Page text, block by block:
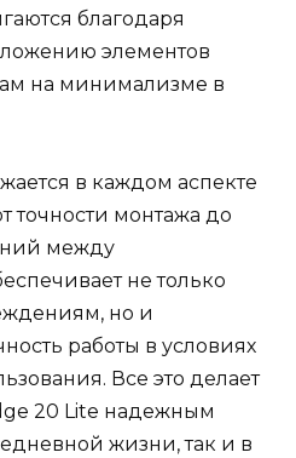
благодаря
элементов
на минимализме в
в каждом аспекте
точности монтажа до
между
не только
но и
работы в условиях
Все это делает
20 Lite надежным
жизни, так и в